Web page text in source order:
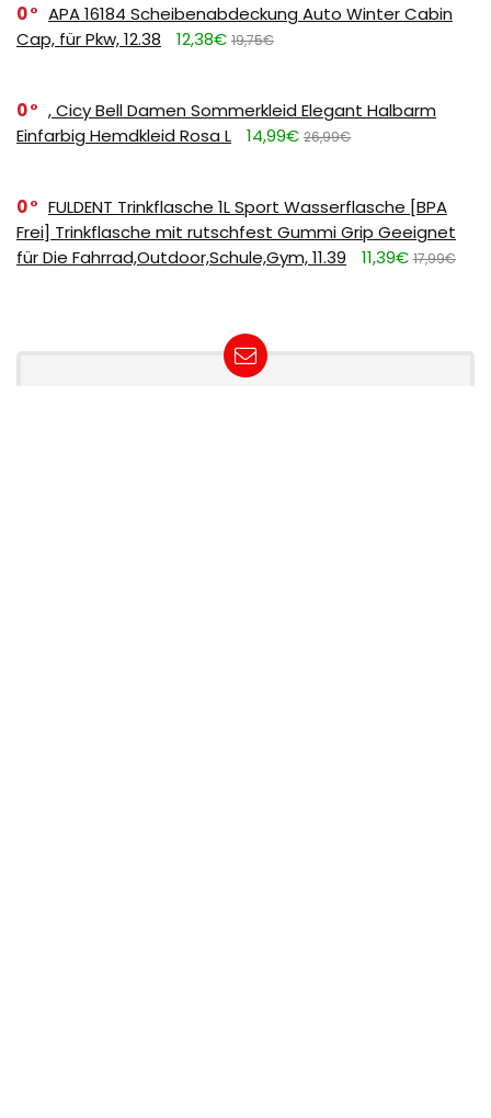
0
APA 16184 Scheibenabdeckung Auto Winter Cabin
Cap, für Pkw, 12.38
12,38€ 19,75€
0
, Cicy Bell Damen Sommerkleid Elegant Halbarm
Einfarbig Hemdkleid Rosa L
14,99€ 26,99€
0
FULDENT Trinkflasche 1L Sport Wasserflasche [BPA
Frei] Trinkflasche mit rutschfest Gummi Grip Geeignet
für Die Fahrrad,Outdoor,Schule,Gym, 11.39
11,39€ 17,99€